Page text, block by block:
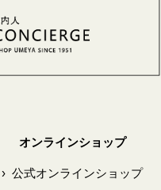
オンラインショップ
› 公式オンラインショップ